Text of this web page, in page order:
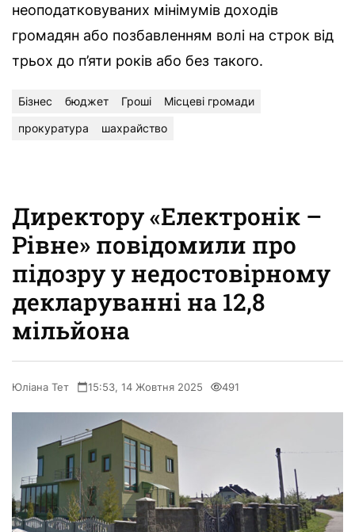
неоподатковуваних мінімумів доходів
громадян або позбавленням волі на строк від
трьох до п’яти років або без такого.
Бізнес бюджет Гроші
Місцеві громади
прокуратура
шахрайство
Директору «Електронік –
Рівне» повідомили про
підозру у недостовірному
декларуванні на 12,8
мільйона
Юліана Тет 15:53, 14 Жовтня 2025 491